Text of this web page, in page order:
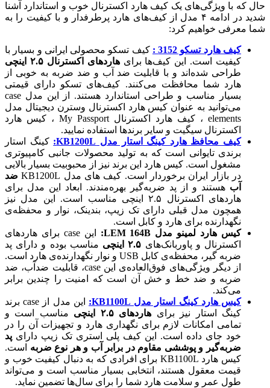
حال که با ویژگی‌های یک کیف هارد اکسترنال خوب و استاندارد آشنا
شدید در ادامه ۴ مدل از کیف‌های هارد پرطرفدار و با کیفیت را به
شما معرفی خواهیم کرد:
کیف هارد تسکو 3152 :
کیف تسکو محصولی ایرانی و بسیار با
کیفیت است. این کیف‌ها برایهاردهای اکسترنال ۲.۵ اینچی
طراحی شده‌اند و با قابلیت ضد آب و ضد ضربه به خوبی از
هارد شما محافظت می‌کنند. کیف‌های تسکو دارای قیمتی
بسیار مناسب و طراحی استاندارد هستند. از این مدل case
می‌توانید به عنوان کیس هارد اکسترنال وسترن دیجیتال مدل
elements ، کیف هارد اکسترنال My Passport ، کیس هارد
اکسترنال سیگیت و سایر برندها استفاده نمایید.
کیف محافظ هارد کینگ استار مدل KB1200L:
کینگ استار
برندی تایوانی است که به تولید محصولات جانبی کامپیوتری
مشغول است. کیس هارد این برند نیز از محبوبیت بسیار بالایی
در بازار ایران برخوردار است. کیف های مدل KB1200L
ضد
آب هستند و از پد ضربه‌گیر بهره‌مندند. ابعاد این مدل برای
هاردهای اکسترنال ۲.۵ اینچی مناسب است. این مدل نیز
همچون مدل قبلی دارای تک زیپ، بندینک، نوار و محفظه‌ی
نگهدارنده برای هارد و کابل است.
کیس هارد لمینو مدل LEM 164B:
این case برای هاردهای
اکسترنال و پاوربانک‌های ۲.۵ اینچی
مناسب بوده و دارای پد
ضربه گیر، محفظه‌ی کابل USB و نوار نگهدارنده‌ی هارد است.
از دیگر ویژگی‌های فوق‌العاده‌ی این case، قابلیت ضدآب، ضد
ضربه و ضد خط و خش آن است که امنیت را چندین برابر
می‌کند.
کیس هارد کینگ استار مدل KB1100L:
این مدل از case برند
کینگ استار نیز برای هاردهای ۲.۵ اینچی
مناسب است و
تمامی امکانات لازم برای نگهداری هارد و تجهیزات آن را در
خود جای داده است. این کیف پلی استری تک زیپ دارای پد
ضربه‌‌گیر و پوششی مقاوم در برابر آب و هر نوع ضربه است.
کیس هارد KB1100L برای افرادی که به دنبال کیفیت خوب و
قیمت معقول هستند، انتخابی بسیار مناسب است و می‌تواند
طول عمر و سلامت هارد شما را برای سال‌ها تضمین نماید.